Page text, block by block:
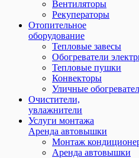
Вентиляторы
Рекуператоры
Отопительное
оборудование
Тепловые завесы
Обогреватели
Тепловые пушки
Конвекторы
Уличные
Очистители,
увлажнители
Услуги монтажа
Аренда автовышки
Монтаж
Аренда автовышки